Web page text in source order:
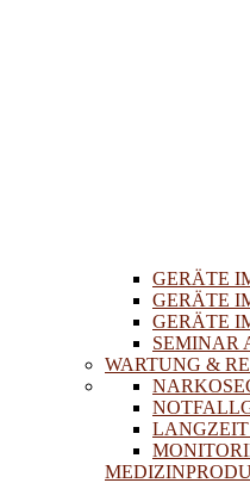
GERÄTE
GERÄTE
GERÄTE
SEMINAR
WARTUNG &